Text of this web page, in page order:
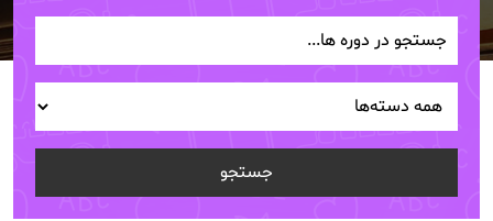
جستجو